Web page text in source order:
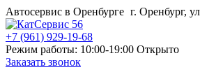
Автосервис в Оренбурге г. Оренбург,
+7 (961) 929-19-68
Режим работы: 10:00-19:00 Открыто
Заказать звонок